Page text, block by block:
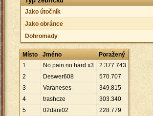
Jako útočník
Jako obránce
Dohromady
Místo Jméno
Poražený
1
No pain no hard x3 2.377.743
2
Deswer608 570.707
3
Varaneses 349.815
4
trashcze 303.340
5
02dani02 228.779